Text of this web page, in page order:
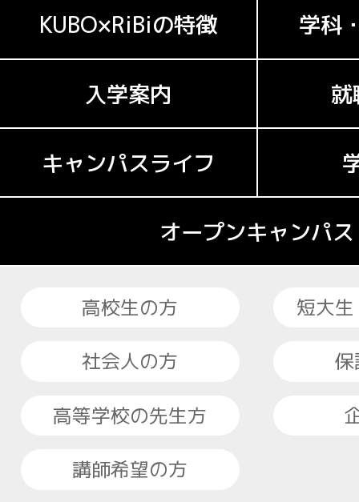
KUBO×RiBiの特徴 学科
入学案内
キャンパスライフ
オープンキャンパス
高校生の方
短大
社会人の方
高等学校の先生方
講師希望の方